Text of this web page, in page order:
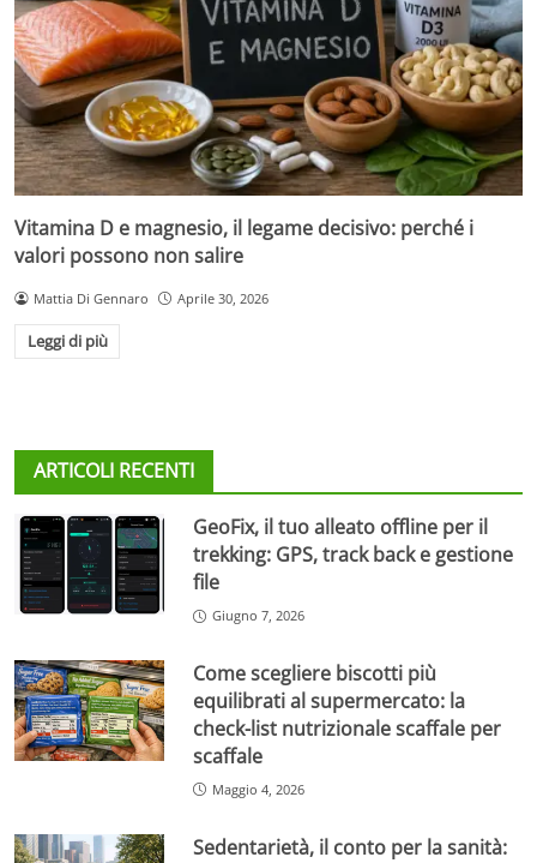
Vitamina D e magnesio, il legame decisivo: perché i
valori possono non salire
Mattia Di Gennaro Aprile 30, 2026
Leggi di più
ARTICOLI RECENTI
GeoFix, il tuo alleato offline per il
trekking: GPS, track back e gestione
file
Giugno 7, 2026
Come scegliere biscotti più
equilibrati al supermercato: la
check-list nutrizionale scaffale per
scaffale
Maggio 4, 2026
Sedentarietà, il conto per la sanità: